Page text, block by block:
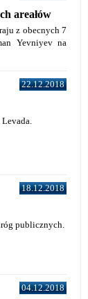
areałów
z obecnych 7
Yevniyev na
22.12.2018
18.12.2018
publicznych.
04.12.2018